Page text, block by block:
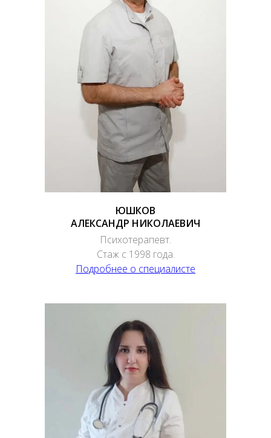
ЮШКОВ
АЛЕКСАНДР НИКОЛАЕВИЧ
Психотерапевт.
Стаж с 1998 года.
Подробнее о специалисте